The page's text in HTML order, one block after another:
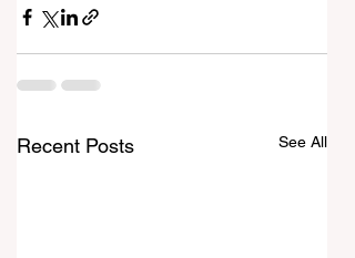
Recent Posts See All